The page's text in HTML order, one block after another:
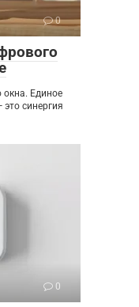
0
окна. Единое
синергия
0